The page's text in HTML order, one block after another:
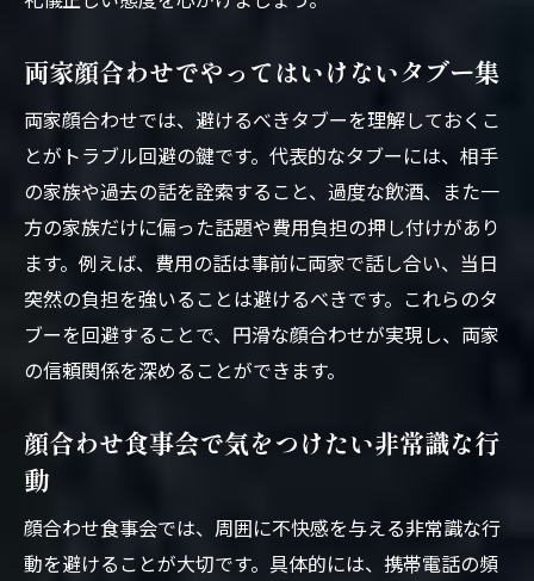
両家顔合わせでやってはいけないタブー集
両家顔合わせでは、避けるべきタブーを理解しておくこ
とがトラブル回避の鍵です。代表的なタブーには、相手
の家族や過去の話を詮索すること、過度な飲酒、また一
方の家族だけに偏った話題や費用負担の押し付けがあり
ます。例えば、費用の話は事前に両家で話し合い、当日
突然の負担を強いることは避けるべきです。これらのタ
ブーを回避することで、円滑な顔合わせが実現し、両家
の信頼関係を深めることができます。
顔合わせ食事会で気をつけたい非常識な行
動
顔合わせ食事会では、周囲に不快感を与える非常識な行
動を避けることが大切です。具体的には、携帯電話の頻